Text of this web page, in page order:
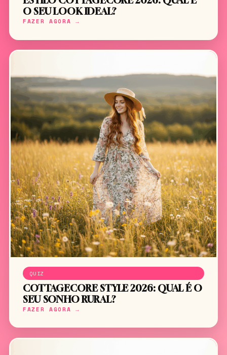
O SEU LOOK IDEAL?
FAZER AGORA →
QUIZ
COTTAGECORE STYLE 2026: QUAL É O
SEU SONHO RURAL?
FAZER AGORA →